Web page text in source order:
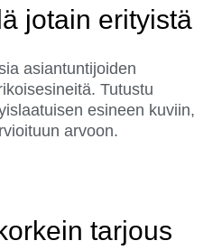
jotain erityistä
asiantuntijoiden
Tutustu
esineen kuviin,
arvoon.
tarjous